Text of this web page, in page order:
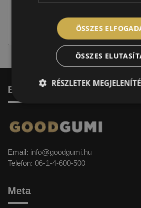
Figyelem a feltüntetett címke
jellegűek. Előfordulhat, hogy még a
címkével ellátott abroncs kerül
Elérhetőség
Email: info@goodgumi.hu
Telefon: 06-1-4-600-500
Meta
ÖSSZES
ÖSSZES
RÉSZLETEK